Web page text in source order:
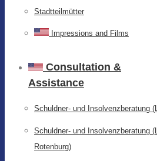
Stadtteilmütter
Impressions and Films
Consultation &
Assistance
Schuldner- und Insolvenzberatung
Schuldner- und Insolvenzberatung
Rotenburg)